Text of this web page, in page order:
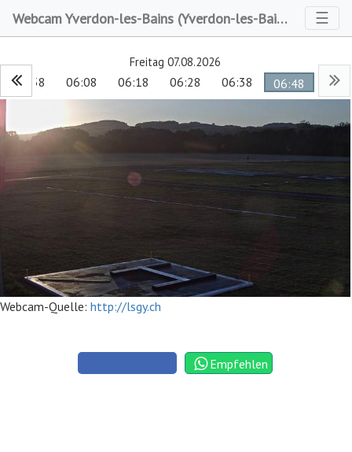
Webcam Yverdon-les-Bains (Yverdon-les-Bains) ☰
Freitag 07.08.2026
05:58 06:08 06:18 06:28 06:38 06:48
Webcam-Quelle: http://lsgy.ch
Empfehlen